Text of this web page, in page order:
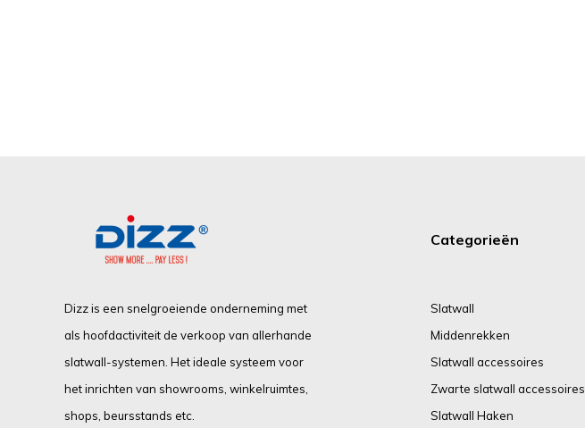
Dizz is een snelgroeiende onderneming met
als hoofdactiviteit de verkoop van allerhande
slatwall-systemen. Het ideale systeem voor
het inrichten van showrooms, winkelruimtes,
shops, beursstands etc.
Categorieën
Slatwall
Middenrekken
Slatwall accessoires
Zwarte slatwall accessoires
Slatwall Haken